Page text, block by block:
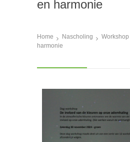
en harmonie
Home Nascholing
harmonie